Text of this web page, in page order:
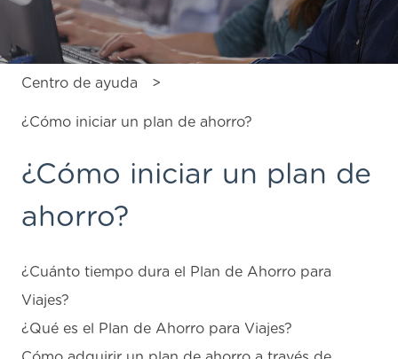
Centro de ayuda
¿Cómo iniciar un plan de ahorro?
¿Cómo iniciar un plan de
ahorro?
¿Cuánto tiempo dura el Plan de Ahorro para
Viajes?
¿Qué es el Plan de Ahorro para Viajes?